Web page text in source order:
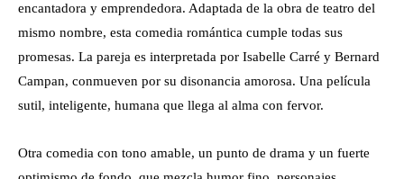
encantadora y emprendedora. Adaptada de la obra de teatro del
mismo nombre, esta comedia romántica cumple todas sus
promesas. La pareja es interpretada por Isabelle Carré y Bernard
Campan, conmueven por su disonancia amorosa. Una película
sutil, inteligente, humana que llega al alma con fervor.
Otra comedia con tono amable, un punto de drama y un fuerte